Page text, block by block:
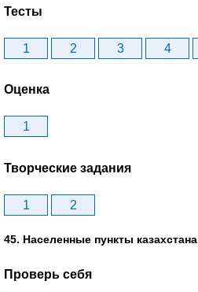
Тесты
1 2 3 4
Оценка
1
Творческие задания
1 2
45. Населенные пункты казахстана
Проверь себя